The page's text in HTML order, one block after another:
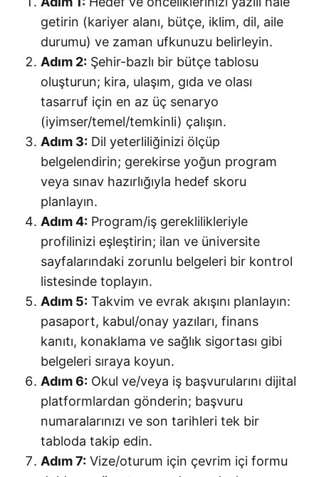
getirin (kariyer alanı, bütçe, iklim, dil, aile
durumu) ve zaman ufkunuzu belirleyin.
Adım 2: Şehir-bazlı bir bütçe tablosu
oluşturun; kira, ulaşım, gıda ve olası
tasarruf için en az üç senaryo
(iyimser/temel/temkinli) çalışın.
Adım 3: Dil yeterliliğinizi ölçüp
belgelendirin; gerekirse yoğun program
veya sınav hazırlığıyla hedef skoru
planlayın.
Adım 4: Program/iş gereklilikleriyle
profilinizi eşleştirin; ilan ve üniversite
sayfalarındaki zorunlu belgeleri bir kontrol
listesinde toplayın.
Adım 5: Takvim ve evrak akışını planlayın:
pasaport, kabul/onay yazıları, finans
kanıtı, konaklama ve sağlık sigortası gibi
belgeleri sıraya koyun.
Adım 6: Okul ve/veya iş başvurularını dijital
platformlardan gönderin; başvuru
numaralarınızı ve son tarihleri tek bir
tabloda takip edin.
Adım 7: Vize/oturum için çevrim içi formu